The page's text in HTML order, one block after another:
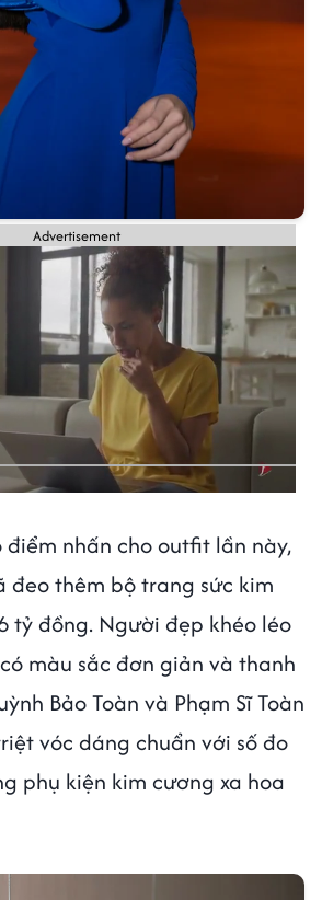
Advertisement
nhấn cho outfit lần này,
đeo thêm bộ trang sức kim
tỷ đồng. Người đẹp khéo léo
màu sắc đơn giản và thanh
Bảo Toàn và Phạm Sĩ Toàn
vóc dáng chuẩn với số đo
phụ kiện kim cương xa hoa